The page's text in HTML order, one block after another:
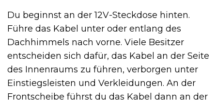
Du beginnst an der 12V-Steckdose hinten.
Führe das Kabel unter oder entlang des
Dachhimmels nach vorne. Viele Besitzer
entscheiden sich dafür, das Kabel an der Seite
des Innenraums zu führen, verborgen unter
Einstiegsleisten und Verkleidungen. An der
Frontscheibe führst du das Kabel dann an der